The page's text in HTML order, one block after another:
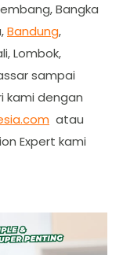
Bangka
Bandung,
Lombok,
sampai
kami dengan
atau
Expert kami